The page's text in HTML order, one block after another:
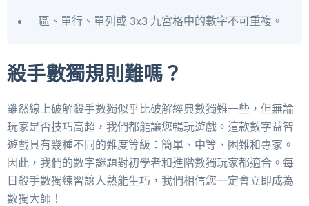
區、單行、單列或 3x3 九宮格中的數字不可重複。
殺手數獨規則難嗎？
雖然線上破解殺手數獨似乎比破解經典數獨難一些，但無論
玩家是否技巧高超，我們都能讓您暢玩遊戲。這款數字益智
遊戲具有幾種不同的難度等級：簡單、中等、困難和專家。
因此，我們的數字謎題對初學者和進階數獨玩家都適合。每
日殺手數獨練習讓人熟能生巧，我們相信您一定會立即成為
數獨大師！